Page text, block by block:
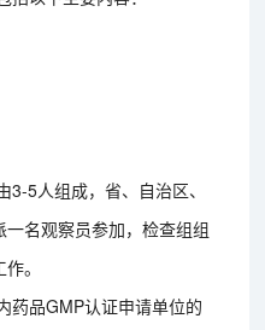
5人组成，省、自治区、
名观察员参加，检查组组
。
药品GMP认证申请单位的